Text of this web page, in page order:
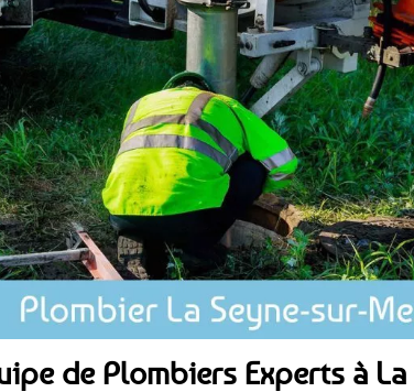
de Plombiers Experts à La